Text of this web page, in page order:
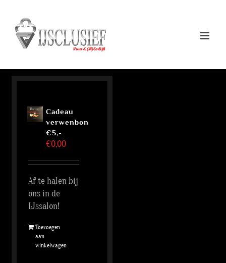
inhoud
Cadeau
verwenbon
€5,-
€0,00
Af te halen bij
ons in de
IJssalon!
Toevoegen
aan
winkelwagen